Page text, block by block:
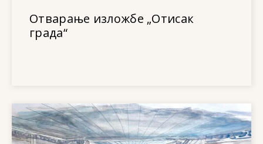
Отварање изложбе „Отисак
града“